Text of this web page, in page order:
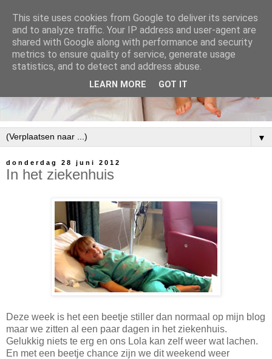
▼
donderdag 28 juni 2012
In het ziekenhuis
Deze week is het een beetje stiller dan normaal op mijn blog
maar we zitten al een paar dagen in het ziekenhuis.
Gelukkig niets te erg en ons Lola kan zelf weer wat lachen.
En met een beetje chance zijn we dit weekend weer
This site uses cookies from Google to deliver its services
and to analyze traffic. Your IP address and user-agent are
shared with Google along with performance and security
metrics to ensure quality of service, generate usage
statistics, and to detect and address abuse.
LEARN MORE GOT IT